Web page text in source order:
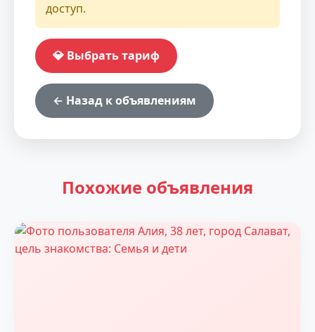
доступ.
💎 Выбрать тариф
← Назад к объявлениям
Похожие объявления